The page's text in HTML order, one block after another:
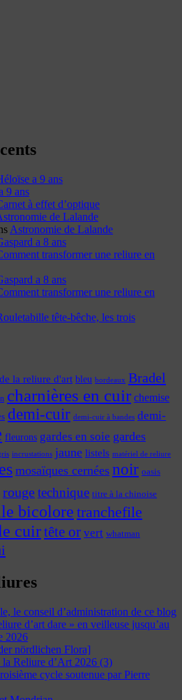
a 9 ans
9 ans
à effet d’optique
de Lalande
Astronomie de Lalande
a 8 ans
transformer une reliure en
a 8 ans
transformer une reliure en
tête-bêche, les trois
la reliure d'art bleu bordeaux Bradel
charnières en cuir chemise
demi-cuir demi-cuir à bandes demi-
fleurons gardes en soie gardes
incrustations jaune listels matériel de reliure
mosaïques cernées noir oasis
rougetechnique titre à la chinoise
bicolore tranchefile
cuirtête or vert whatman
le conseil d’administration de ce blog
d’art dare » en veilleuse jusqu’au
2026
nördlichen Flora]
Reliure d’Art 2026 (3)
cycle soutenue par Pierre